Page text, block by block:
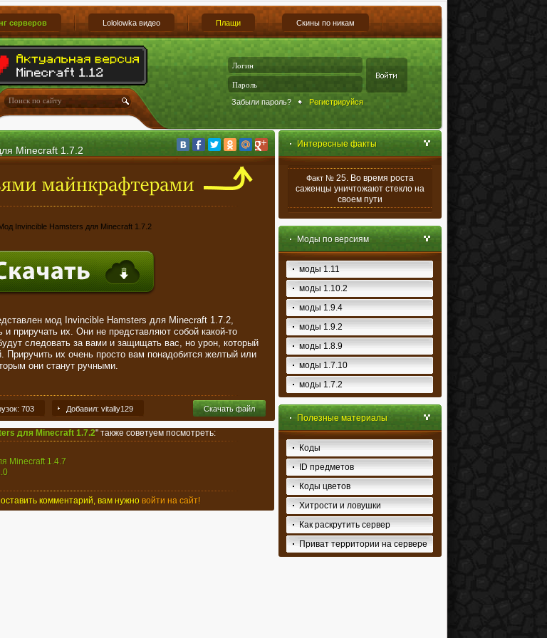
серверов Lololowka видео Плащи Скины по никам
Забыли пароль? Регистрируйся
Интересные факты
Факт № 25. Во время роста
саженцы уничтожают стекло на
своем пути
Моды по версиям
моды 1.11
моды 1.10.2
моды 1.9.4
моды 1.9.2
моды 1.8.9
моды 1.7.10
моды 1.7.2
Полезные материалы
Коды
ID предметов
Коды цветов
Хитрости и ловушки
Как раскрутить сервер
Приват территории на сервере
Minecraft 1.7.2
мод Invincible Hamsters для Minecraft 1.7.2,
и приручать их. Они не представляют собой какой-то
следовать за вами и защищать вас, но урон, который
Приручить их очень просто вам понадобится желтый или
они станут ручными.
703 Добавил: vitaliy129 Скачать файл
для Minecraft 1.7.2" также советуем посмотреть:
Minecraft 1.4.7
комментарий, вам нужно войти на сайт!